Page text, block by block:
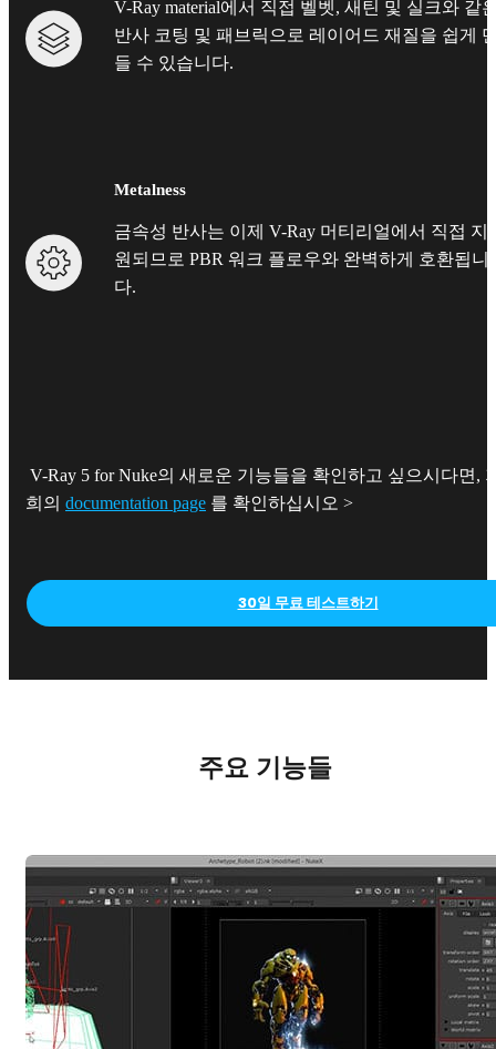
V-Ray material에서 직접 벨벳, 새틴 및 실크와 같
반사 코팅 및 패브릭으로 레이어드 재질을 쉽게
들 수 있습니다.
Metalness
금속성 반사는 이제 V-Ray 머티리얼에서 직접 지
원되므로 PBR 워크 플로우와 완벽하게 호환됩니
다.
V-Ray 5 for Nuke의 새로운 기능들을 확인하고 싶으시다면,
희의 documentation page 를 확인하십시오 >
30일 무료 테스트하기
주요 기능들